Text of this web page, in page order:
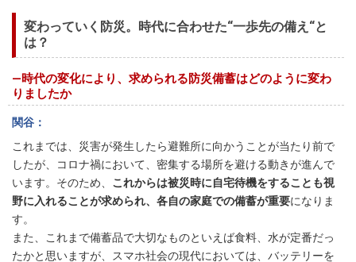
変わっていく防災。時代に合わせた“一歩先の備え“と
は？
―時代の変化により、求められる防災備蓄はどのように変わ
りましたか
関谷
これまでは、災害が発生したら避難所に向かうことが当たり前で
したが、コロナ禍において、密集する場所を避ける動きが進んで
います。そのため、 これからは被災時に自宅待機をすることも視
野に入れることが求められ、各自の家庭での備蓄が重要になりま
す。
また、これまで備蓄品で大切なものといえば食料、水が定番だっ
たかと思いますが、スマホ社会の現代においては、バッテリーを